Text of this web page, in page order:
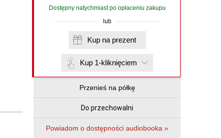
Dostępny natychmiast po opłaceniu zakupu
lub
Kup na prezent
Kup 1-kliknięciem
Przenieś na półkę
Do przechowalni
Powiadom o dostępności audiobooka »